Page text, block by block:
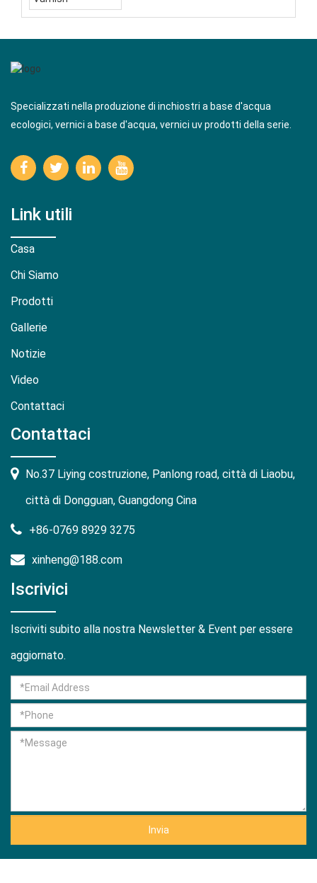
Specializzati nella produzione di inchiostri a base d'acqua
ecologici, vernici a base d'acqua, vernici uv prodotti della serie.
Link utili
Casa
Chi Siamo
Prodotti
Gallerie
Notizie
Video
Contattaci
Contattaci
No.37 Liying costruzione, Panlong road, città di Liaobu,
città di Dongguan, Guangdong Cina
+86-0769 8929 3275
xinheng@188.com
Iscrivici
Iscriviti subito alla nostra Newsletter & Event per essere
aggiornato.
Invia